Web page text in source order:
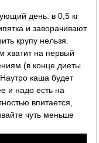
день: в 0,5 кг
и заворачивают
крупу нельзя.
хватит на первый
(в конце диеты
каша будет
и надо есть на
впитается,
чуть меньше